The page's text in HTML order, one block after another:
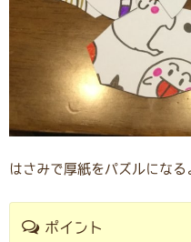
はさみで厚紙をパズルになる
ポイント